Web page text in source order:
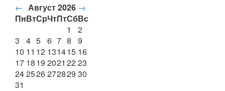
← Август 2026 →
ПнВтСрЧтПтСбВс
1
2
3
4 5 6 7 8
9
10 11 12 131415 16
17 1819 2021 2223
242526272829 30
31